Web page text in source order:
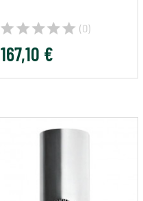
(0)
167,10 €